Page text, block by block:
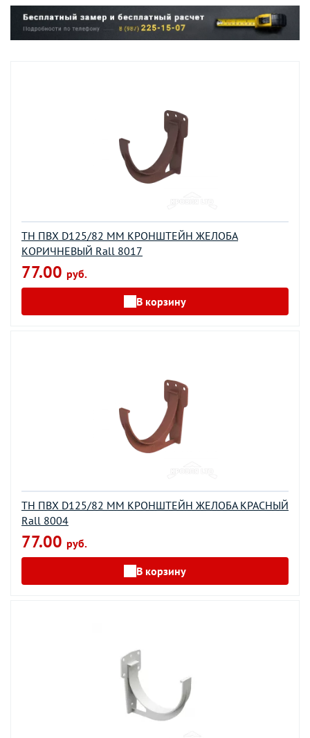
ТН ПВХ D125/82 ММ КРОНШТЕЙН ЖЕЛОБА
КОРИЧНЕВЫЙ Rall 8017
77.00 руб.
В корзину
ТН ПВХ D125/82 ММ КРОНШТЕЙН ЖЕЛОБА КРАСНЫЙ
Rall 8004
77.00 руб.
В корзину